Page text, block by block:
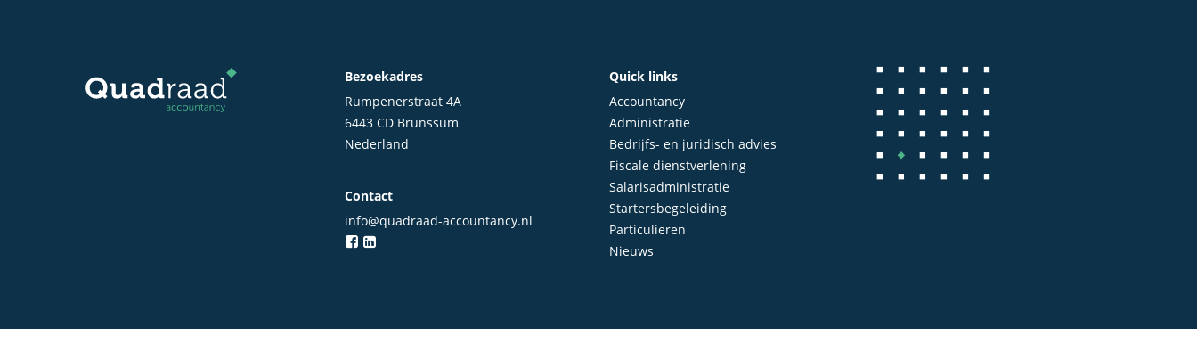
Bezoekadres
Rumpenerstraat 4A
6443 CD Brunssum
Nederland
Contact
info@quadraad-accountancy.nl
Quick links
Accountancy
Administratie
Bedrijfs- en juridisch advies
Fiscale dienstverlening
Salarisadministratie
Startersbegeleiding
Particulieren
Nieuws